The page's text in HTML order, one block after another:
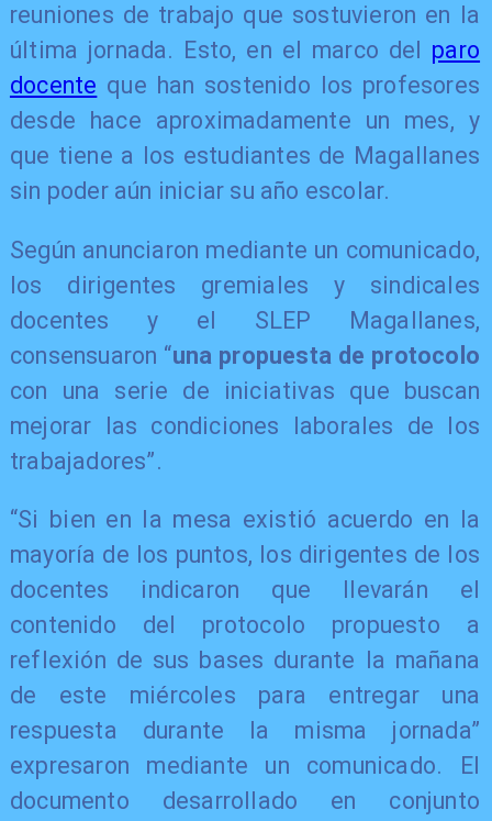
reuniones de trabajo que sostuvieron en la
última jornada. Esto, en el marco del paro
docente que han sostenido los profesores
desde hace aproximadamente un mes, y
que tiene a los estudiantes de Magallanes
sin poder aún iniciar su año escolar.
Según anunciaron mediante un comunicado,
los dirigentes gremiales y sindicales
docentes y el SLEP Magallanes,
consensuaron “una propuesta de protocolo
con una serie de iniciativas que buscan
mejorar las condiciones laborales de los
trabajadores”.
“Si bien en la mesa existió acuerdo en la
mayoría de los puntos, los dirigentes de los
docentes indicaron que llevarán el
contenido del protocolo propuesto a
reflexión de sus bases durante la mañana
de este miércoles para entregar una
respuesta durante la misma jornada”
expresaron mediante un comunicado. El
documento desarrollado en conjunto